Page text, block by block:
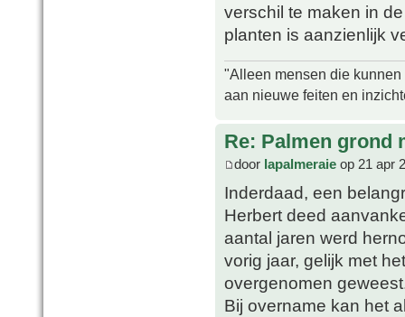
verschil te maken in
planten is aanzienlijk
"Alleen mensen die
aan nieuwe feiten en
Re: Palmen grond
door lapalmeraie op 21 apr
Inderdaad, een
Herbert deed
aantal jaren werd
vorig jaar, gelijk met
overgenomen
Bij overname kan het